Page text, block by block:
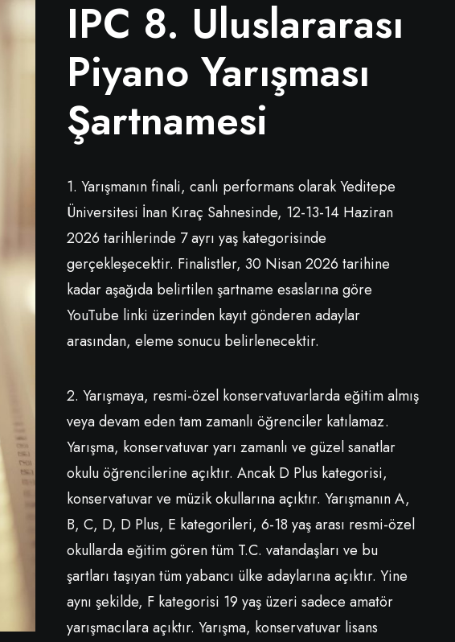
IPC 8. Uluslararası
Piyano Yarışması
Şartnamesi
1. Yarışmanın finali, canlı performans olarak Yeditepe
Üniversitesi İnan Kıraç Sahnesinde, 12-13-14 Haziran
2026 tarihlerinde 7 ayrı yaş kategorisinde
gerçekleşecektir. Finalistler, 30 Nisan 2026 tarihine
kadar aşağıda belirtilen şartname esaslarına göre
YouTube linki üzerinden kayıt gönderen adaylar
arasından, eleme sonucu belirlenecektir.
2. Yarışmaya, resmi-özel konservatuvarlarda eğitim almış
veya devam eden tam zamanlı öğrenciler katılamaz.
Yarışma, konservatuvar yarı zamanlı ve güzel sanatlar
okulu öğrencilerine açıktır. Ancak D Plus kategorisi,
konservatuvar ve müzik okullarına açıktır. Yarışmanın A,
B, C, D, D Plus, E kategorileri, 6-18 yaş arası resmi-özel
okullarda eğitim gören tüm T.C. vatandaşları ve bu
şartları taşıyan tüm yabancı ülke adaylarına açıktır. Yine
aynı şekilde, F kategorisi 19 yaş üzeri sadece amatör
yarışmacılara açıktır. Yarışma, konservatuvar lisans